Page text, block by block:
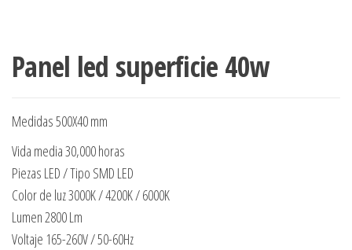
Panel led superficie 40w
Medidas 500X40 mm
Vida media 30,000 horas
Piezas LED / Tipo SMD LED
Color de luz 3000K / 4200K / 6000K
Lumen 2800 Lm
Voltaje 165-260V / 50-60Hz